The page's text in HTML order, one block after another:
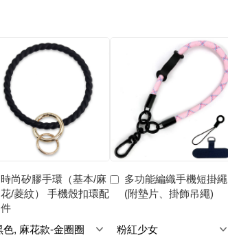
時尚矽膠手環（基本/麻
花/菱紋） 手機殼扣環配
件
多功能編織手機短掛繩
(附墊片、掛飾吊繩)